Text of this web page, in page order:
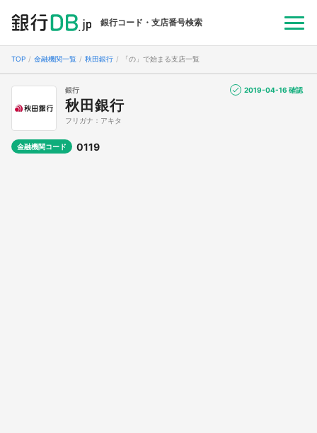
銀行コード・支店番号検索
TOP 金融機関一覧 秋田銀行 「の」で始まる支店一覧
銀行
秋田銀行
フリガナ：アキタ
金融機関コード 0119
2019-04-16 確認